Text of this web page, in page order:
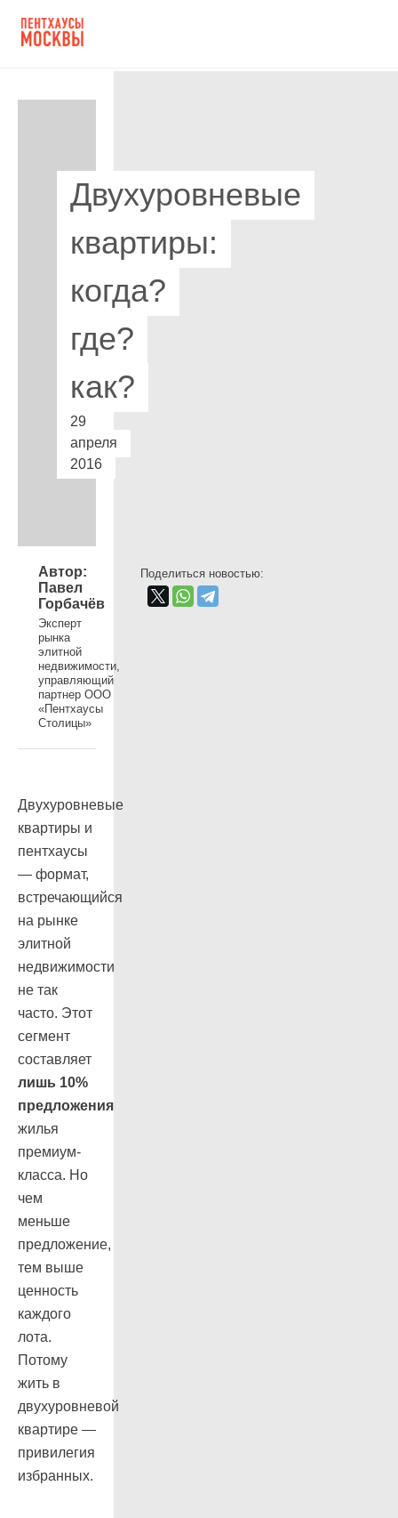
Двухуровневые
квартиры:
когда?
где?
как?
29
апреля
2016
Автор:
Павел
Горбачёв
Эксперт
рынка
элитной
недвижимости,
управляющий
партнер ООО
«Пентхаусы
Столицы»
Поделиться новостью:
Двухуровневые
квартиры и
пентхаусы
— формат,
встречающийся
на рынке
элитной
недвижимости
не так
часто. Этот
сегмент
составляет
лишь 10%
предложения
жилья
премиум-
класса. Но
чем
меньше
предложение,
тем выше
ценность
каждого
лота.
Потому
жить в
двухуровневой
квартире —
привилегия
избранных.